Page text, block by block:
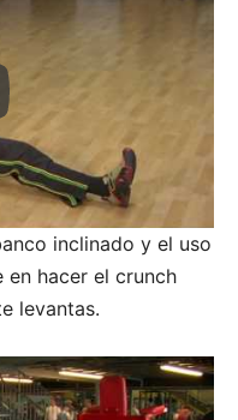
inclinado y el uso
hacer el crunch
levantas.